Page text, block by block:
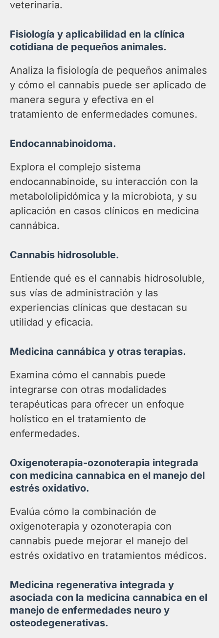
veterinaria.
Fisiología y aplicabilidad en la clínica
cotidiana de pequeños animales.
Analiza la fisiología de pequeños animales
y cómo el cannabis puede ser aplicado de
manera segura y efectiva en el
tratamiento de enfermedades comunes.
Endocannabinoidoma.
Explora el complejo sistema
endocannabinoide, su interacción con la
metabololipidómica y la microbiota, y su
aplicación en casos clínicos en medicina
cannábica.
Cannabis hidrosoluble.
Entiende qué es el cannabis hidrosoluble,
sus vías de administración y las
experiencias clínicas que destacan su
utilidad y eficacia.
Medicina cannábica y otras terapias.
Examina cómo el cannabis puede
integrarse con otras modalidades
terapéuticas para ofrecer un enfoque
holístico en el tratamiento de
enfermedades.
Oxigenoterapia-ozonoterapia integrada
con medicina cannabica en el manejo del
estrés oxidativo.
Evalúa cómo la combinación de
oxigenoterapia y ozonoterapia con
cannabis puede mejorar el manejo del
estrés oxidativo en tratamientos médicos.
Medicina regenerativa integrada y
asociada con la medicina cannabica en el
manejo de enfermedades neuro y
osteodegenerativas.